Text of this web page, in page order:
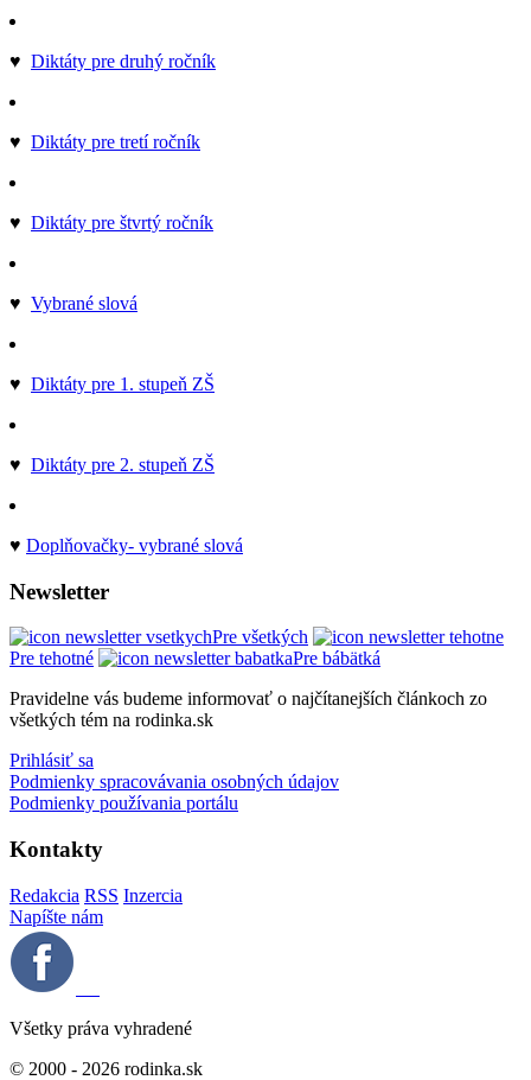
♥ Diktáty pre druhý ročník
♥ Diktáty pre tretí ročník
♥ Diktáty pre štvrtý ročník
♥ Vybrané slová
♥ Diktáty pre 1. stupeň ZŠ
♥ Diktáty pre 2. stupeň ZŠ
♥ Doplňovačky- vybrané slová
Newsletter
Pre všetkých
Pre tehotné
Pre bábätká
Pravidelne vás budeme informovať o najčítanejších článkoch zo
všetkých tém na rodinka.sk
Prihlásiť sa
Podmienky spracovávania osobných údajov
Podmienky používania portálu
Kontakty
Redakcia RSS Inzercia
Napíšte nám
Všetky práva vyhradené
© 2000 - 2026 rodinka.sk